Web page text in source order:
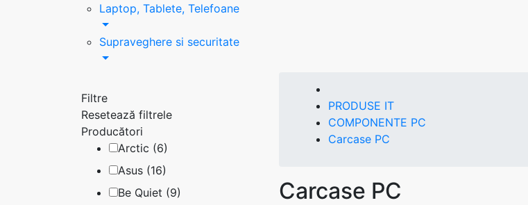
Laptop, Tablete, Telefoane
Supraveghere si securitate
Filtre
Resetează filtrele
Producători
Arctic (6)
Asus (16)
Be Quiet (9)
PRODUSE IT
COMPONENTE PC
Carcase PC
Carcase PC